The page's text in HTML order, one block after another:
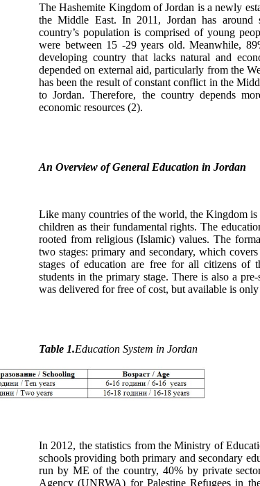
The Hashemite Kingdom of Jordan is a newly
the Middle East. In 2011, Jordan has
country’s population is comprised of young
were between 15 -29 years old. Meanwhile,
developing country that lacks natural and
depended on external aid, particularly from the
has been the result of constant conflict in the
to Jordan. Therefore, the country depends
economic resources (2).
An Overview of General Education in Jordan
Like many countries of the world, the Kingdom
children as their fundamental rights. The
rooted from religious (Islamic) values. The
two stages: primary and secondary, which
stages of education are free for all citizens of
students in the primary stage. There is also a
was delivered for free of cost, but available is
Table 1.Education System in Jordan
In 2012, the statistics from the Ministry of
schools providing both primary and secondary
run by ME of the country, 40% by private
Agency (UNRWA) for Palestine Refugees in